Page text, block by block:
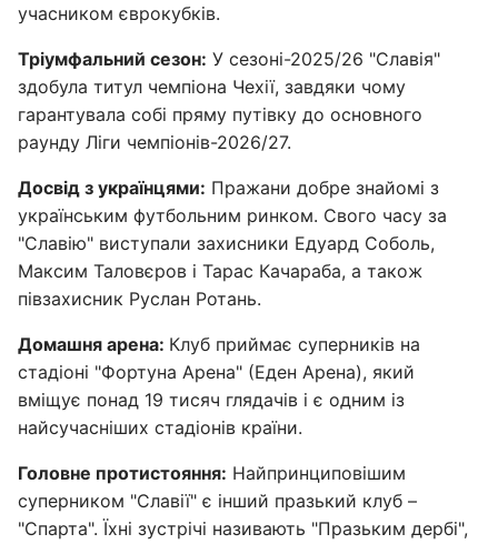
учасником єврокубків.
Тріумфальний сезон: У сезоні-2025/26 "Славія"
здобула титул чемпіона Чехії, завдяки чому
гарантувала собі пряму путівку до основного
раунду Ліги чемпіонів-2026/27.
Досвід з українцями: Пражани добре знайомі з
українським футбольним ринком. Свого часу за
"Славію" виступали захисники Едуард Соболь,
Максим Таловєров і Тарас Качараба, а також
півзахисник Руслан Ротань.
Домашня арена: Клуб приймає суперників на
стадіоні "Фортуна Арена" (Еден Арена), який
вміщує понад 19 тисяч глядачів і є одним із
найсучасніших стадіонів країни.
Головне протистояння: Найпринциповішим
суперником "Славії" є інший празький клуб –
"Спарта". Їхні зустрічі називають "Празьким дербі",